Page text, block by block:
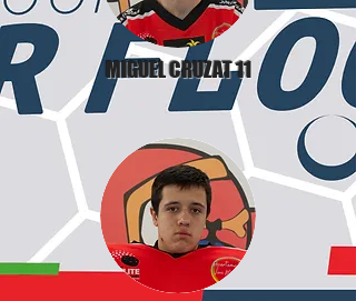
MIGUEL CRUZAT 11